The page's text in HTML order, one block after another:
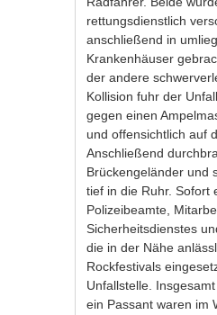
rettungsdienstlich
anschließend in
Krankenhäuser
der andere
Kollision fuhr der
gegen einen
und offensichtlich auf
Anschließend
Brückengeländer und
tief in die Ruhr. Sofort
Polizeibeamte,
Sicherheitsdienstes
die in der Nähe
Rockfestivals
Unfallstelle.
ein Passant waren im